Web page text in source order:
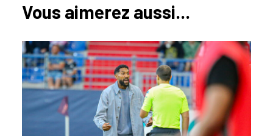
Vous aimerez aussi...